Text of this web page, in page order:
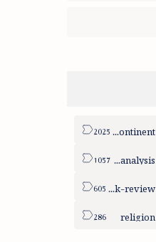
sub-continent
column-analysis
book-review
religion